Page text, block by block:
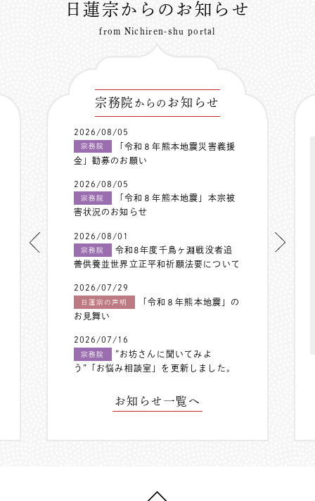
日蓮宗からのお知らせ
from Nichiren-shu portal
宗務院 からの お知らせ
2026/08/05
宗務院
「令和８年熊本地震災害義援
金」勧募のお願い
2026/08/05
宗務院
「令和８年熊本地震」本宗被
害状況のお知らせ
2026/08/01
宗務院
令和8年度千鳥ヶ淵戦没者追
善供養並世界立正平和祈願法要について
2026/07/29
日蓮宗の声明
「令和８年熊本地震」の
お見舞い
2026/07/16
宗務院
”お坊さんに聞いてみよ
う”「お悩み相談室」を更新しました。
お知らせ一覧へ